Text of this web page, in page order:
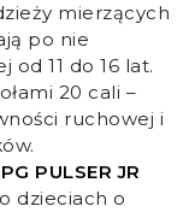
mierzących
po nie
11 do 16 lat.
20 cali –
ruchowej i
PULSER JR
dzieciach o